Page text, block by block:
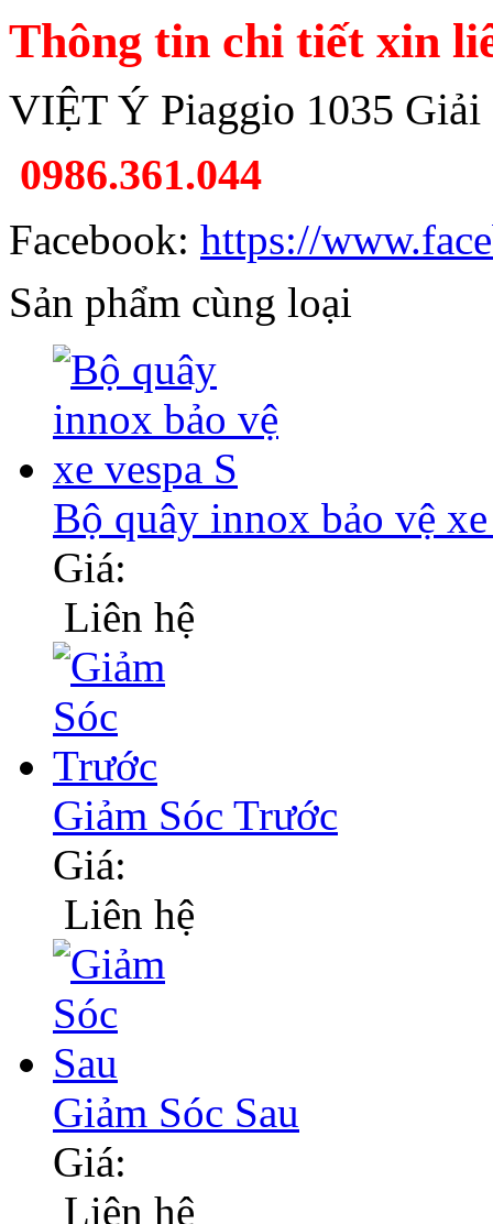
Thông tin chi tiết xin
VIỆT Ý Piaggio 1035
0986.361.044
Facebook: https://
Sản phẩm cùng loại
Bộ quây innox bảo vệ xe
Giá:
Liên hệ
Giảm Sóc Trước
Giá:
Liên hệ
Giảm Sóc Sau
Giá:
Liên hệ